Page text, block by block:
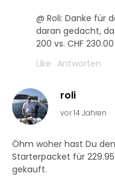
@ Roli: Danke für
daran gedacht,
200 vs. CHF
Like Antworten
roli
vor 14 Jahren
Öhm woher hast Du
Starterpacket für
gekauft.